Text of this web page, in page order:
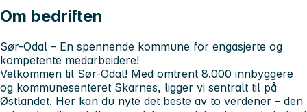
Om bedriften
Sør-Odal – En spennende kommune for engasjerte og
kompetente medarbeidere!
Velkommen til Sør-Odal! Med omtrent 8.000 innbyggere
og kommunesenteret Skarnes, ligger vi sentralt til på
Østlandet. Her kan du nyte det beste av to verdener – den